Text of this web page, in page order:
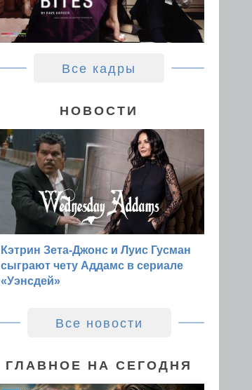
Все кадры
НОВОСТИ
Кэтрин Зета-Джонс и Луис Гусман
сыграют чету Аддамс в сериале
«Уэнсдей»
Все новости
ГЛАВНОЕ НА СЕГОДНЯ